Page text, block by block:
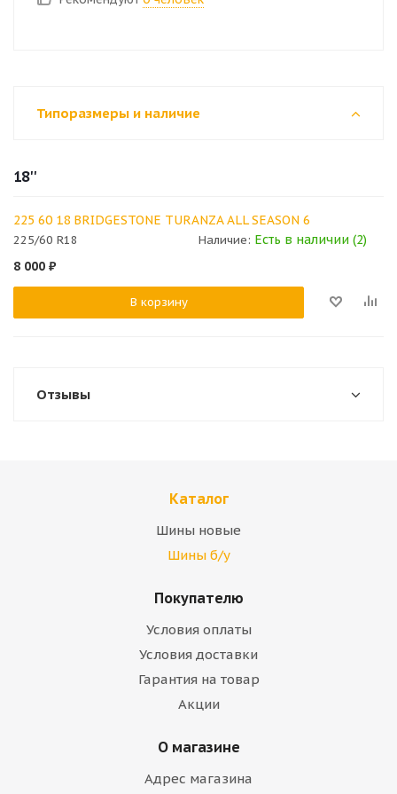
Типоразмеры и наличие
18''
225 60 18 BRIDGESTONE TURANZA ALL SEASON 6
225/60 R18 Наличие: Есть в наличии (2)
8 000 ₽
В корзину
Отзывы
Каталог
Шины новые
Шины б/у
Покупателю
Условия оплаты
Условия доставки
Гарантия на товар
Акции
О магазине
Адрес магазина